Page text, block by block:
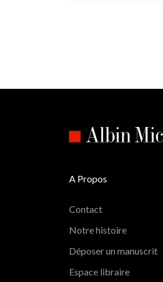
A Propos
Contact
Notre histoire
Déposer un manuscrit
Espace libraire